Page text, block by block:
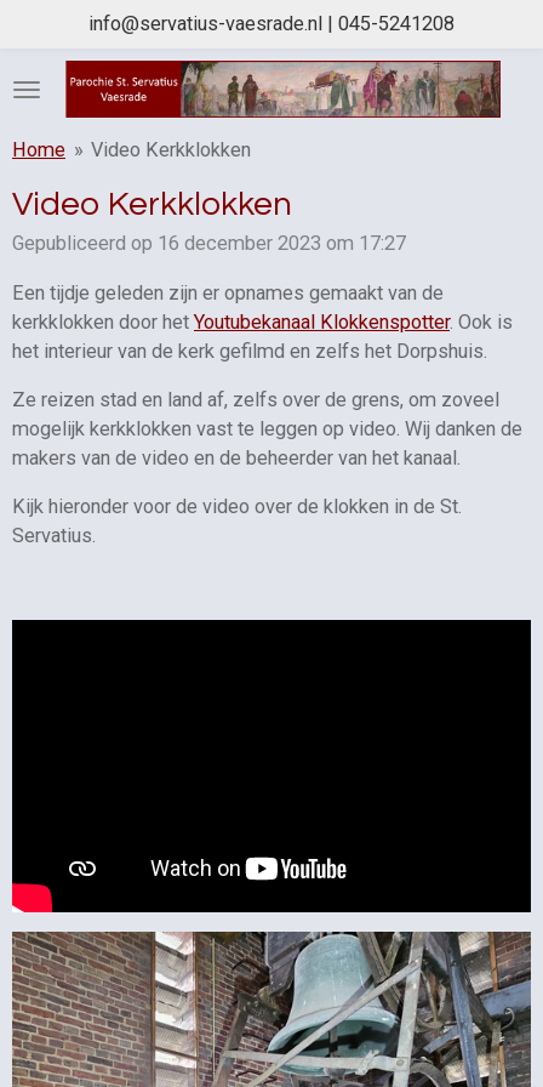
naar
hoofdinhoud
info@servatius-vaesrade.nl | 045-5241208
Home » Video Kerkklokken
Video Kerkklokken
Gepubliceerd op 16 december 2023 om 17:27
Een tijdje geleden zijn er opnames gemaakt van de
kerkklokken door hetYoutubekanaal Klokkenspotter. Ook is
het interieur van de kerk gefilmd en zelfs het Dorpshuis.
Ze reizen stad en land af, zelfs over de grens, om zoveel
mogelijk kerkklokken vast te leggen op video. Wij danken de
makers van de video en de beheerder van het kanaal.
Kijk hieronder voor de video over de klokken in de St.
Servatius.